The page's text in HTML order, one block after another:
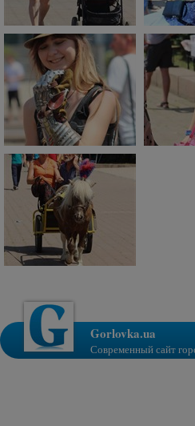
Gorlovka.ua
Современный сайт